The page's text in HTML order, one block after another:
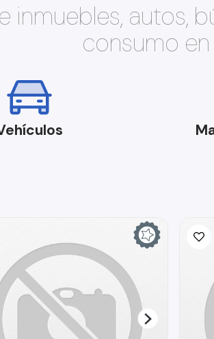
inmuebles, autos,
consumo